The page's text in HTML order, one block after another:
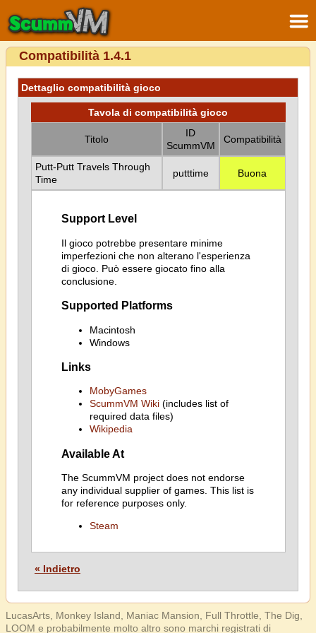
Compatibilità 1.4.1
Dettaglio compatibilità gioco
Tavola di compatibilità gioco
Titolo
ID
ScummVM
Compatibilità
Putt-Putt Travels Through
Time
putttime Buona
Support Level
Il gioco potrebbe presentare minime
imperfezioni che non alterano l'esperienza
di gioco. Può essere giocato fino alla
conclusione.
Supported Platforms
Macintosh
Windows
Links
MobyGames
ScummVM Wiki(includes list of
required data files)
Wikipedia
Available At
The ScummVM project does not endorse
any individual supplier of games. This list is
for reference purposes only.
Steam
« Indietro
LucasArts, Monkey Island, Maniac Mansion, Full Throttle, The Dig,
LOOM e probabilmente molto altro sono marchi registrati di